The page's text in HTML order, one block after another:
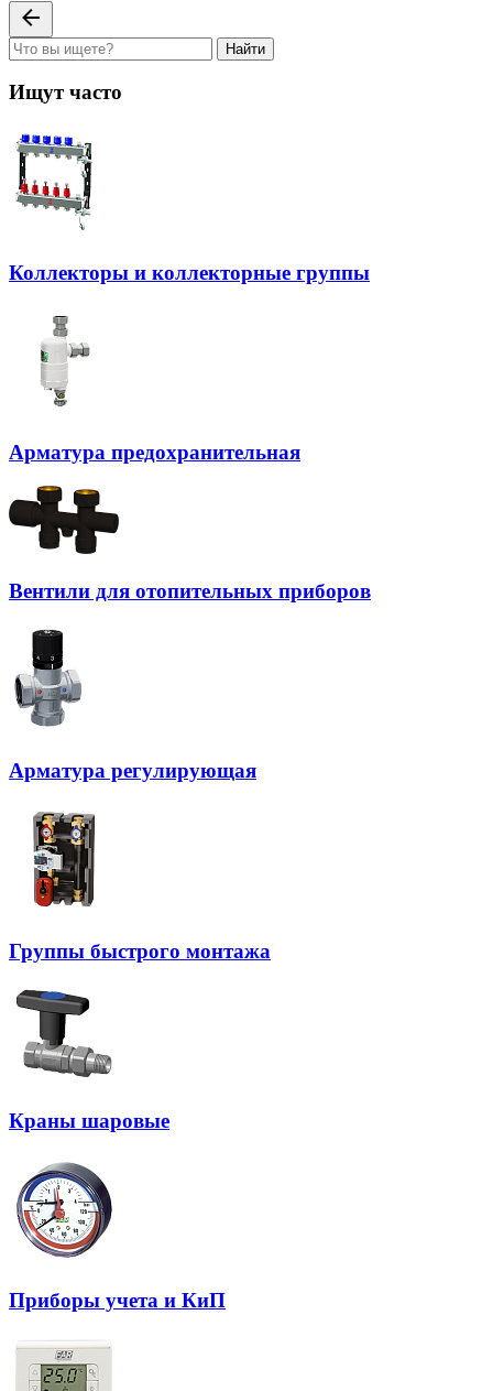
Найти
Ищут часто
Коллекторы и коллекторные группы
Арматура предохранительная
Вентили для отопительных приборов
Арматура регулирующая
Группы быстрого монтажа
Краны шаровые
Приборы учета и КиП